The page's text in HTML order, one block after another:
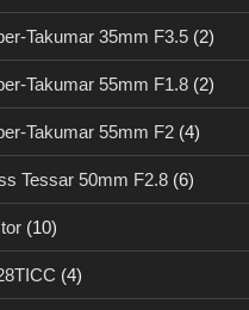
Takumar 35mm F3.5 (2)
Takumar 55mm F1.8 (2)
Takumar 55mm F2 (4)
Tessar 50mm F2.8 (6)
(10)
(4)